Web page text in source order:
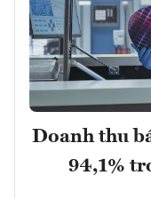
Doanh thu
94,1%